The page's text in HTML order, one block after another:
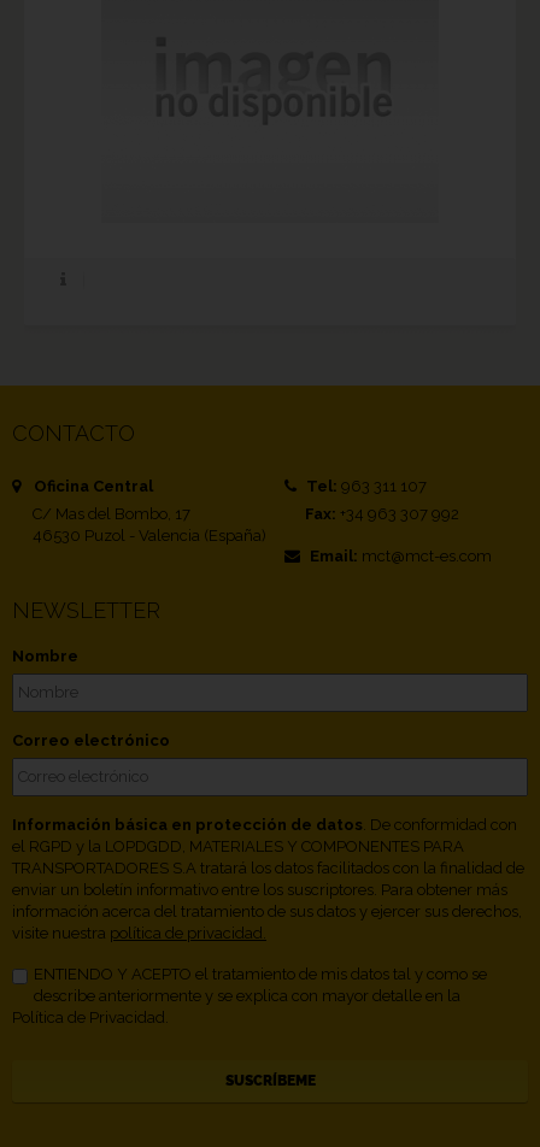
CONTACTO
Oficina Central
C/ Mas del Bombo, 17
46530 Puzol - Valencia (España)
Tel: 963 311 107
Fax: +34 963 307 992
Email: mct@mct-es.com
NEWSLETTER
Nombre
Correo electrónico
Información básica en protección de datos . De conformidad con
el RGPD y la LOPDGDD, MATERIALES Y COMPONENTES PARA
TRANSPORTADORES S.A tratará los datos facilitados con la finalidad de
enviar un boletín informativo entre los suscriptores. Para obtener más
información acerca del tratamiento de sus datos y ejercer sus derechos,
visite nuestra política de privacidad.
ENTIENDO Y ACEPTO el tratamiento de mis datos tal y como se
describe anteriormente y se explica con mayor detalle en la
Política de Privacidad.